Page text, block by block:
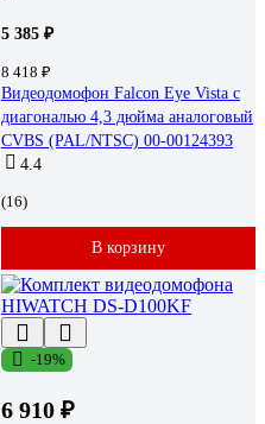
5 385 ₽
8 418 ₽
Видеодомофон Falcon Eye Vista с
диагональю 4,3 дюйма аналоговый
CVBS (PAL/NTSC) 00-00124393
4.4
(16)
В корзину
-19%
6 910 ₽